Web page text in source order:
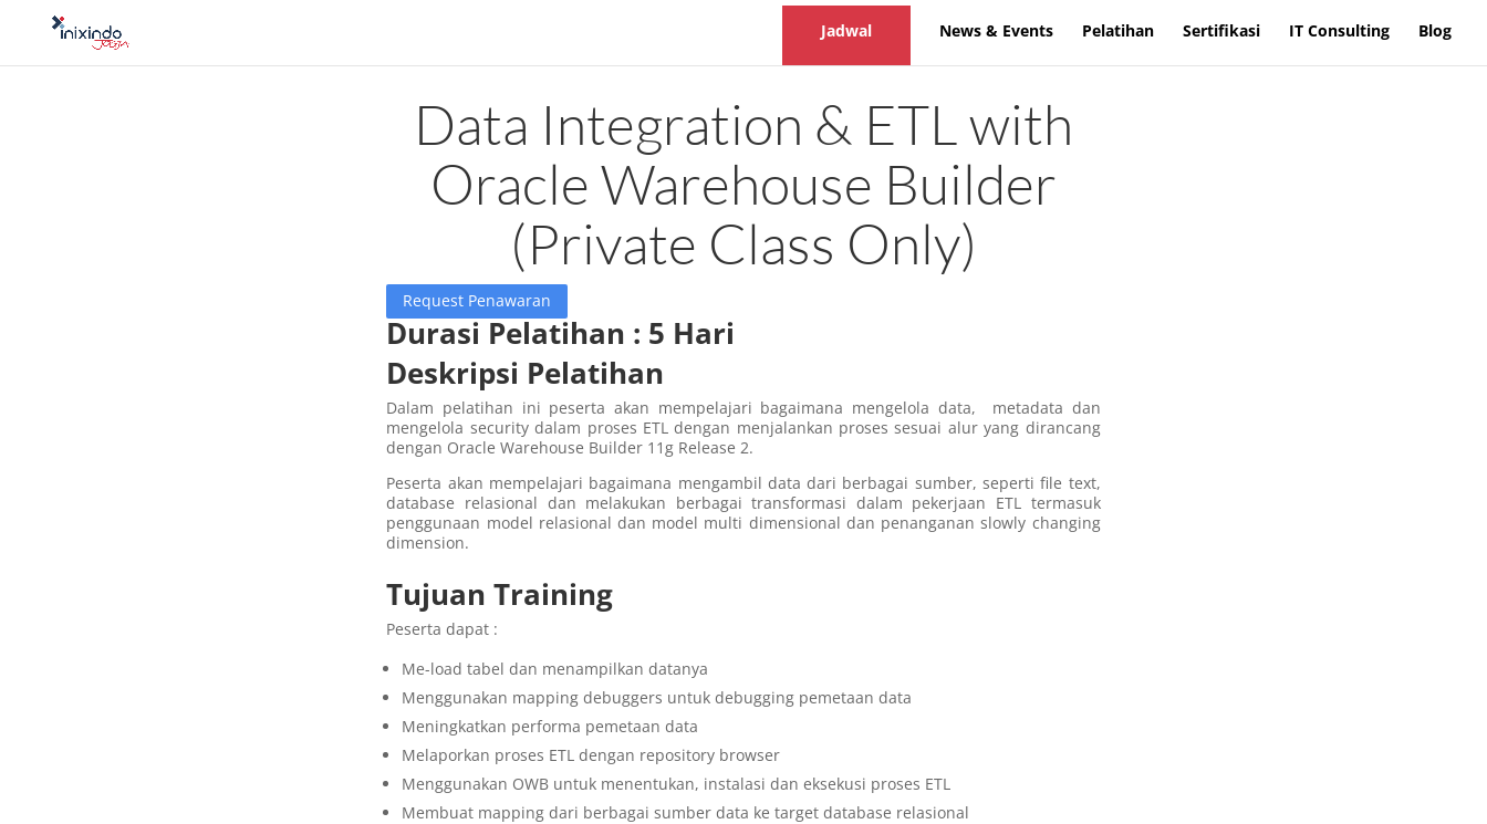
Jadwal News & Events Pelatihan Sertifikasi IT Consulting Blog
Data Integration & ETL with
Oracle Warehouse Builder
(Private Class Only)
Request Penawaran
Durasi Pelatihan : 5 Hari
Deskripsi Pelatihan
Dalam pelatihan ini peserta akan mempelajari bagaimana mengelola data, metadata dan
mengelola security dalam proses ETL dengan menjalankan proses sesuai alur yang dirancang
dengan Oracle Warehouse Builder 11g Release 2.
Peserta akan mempelajari bagaimana mengambil data dari berbagai sumber, seperti file text,
database relasional dan melakukan berbagai transformasi dalam pekerjaan ETL termasuk
penggunaan model relasional dan model multi dimensional dan penanganan slowly changing
dimension.
Tujuan Training
Peserta dapat :
Me-load tabel dan menampilkan datanya
Menggunakan mapping debuggers untuk debugging pemetaan data
Meningkatkan performa pemetaan data
Melaporkan proses ETL dengan repository browser
Menggunakan OWB untuk menentukan, instalasi dan eksekusi proses ETL
Membuat mapping dari berbagai sumber data ke target database relasional